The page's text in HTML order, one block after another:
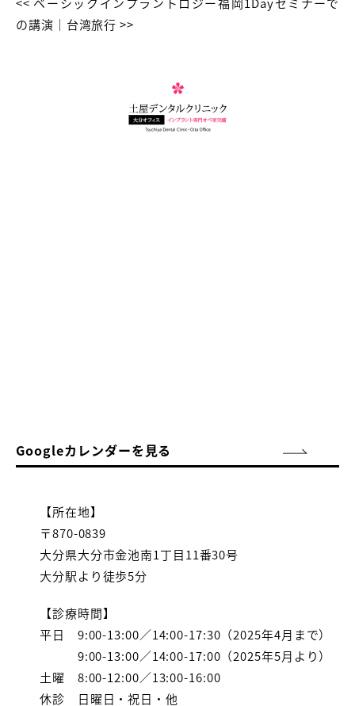
の講演 ｜ 台湾旅行>>
Googleカレンダーを見る
【所在地】
〒870-0839
大分県大分市金池南1丁目11番30号
大分駅より徒歩5分
【診療時間】
平日 9:00-13:00／14:00-17:30（2025年4月まで）
9:00-13:00／14:00-17:00（2025年5月より）
土曜 8:00-12:00／13:00-16:00
休診 日曜日・祝日・他